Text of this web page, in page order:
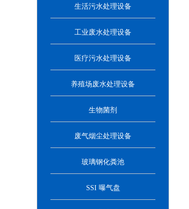
生活污水处理设备
工业废水处理设备
医疗污水处理设备
养殖场废水处理设备
生物菌剂
废气烟尘处理设备
玻璃钢化粪池
SSI 曝气盘